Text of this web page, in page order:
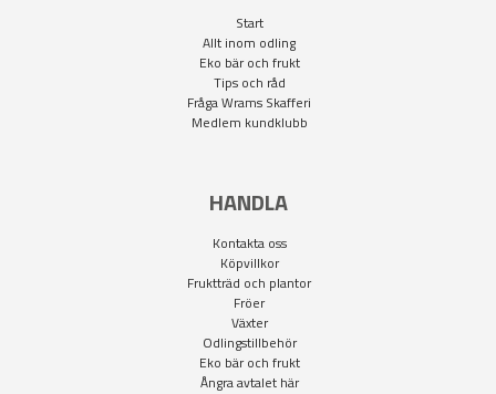
Start
Allt inom odling
Eko bär och frukt
Tips och råd
Fråga Wrams Skafferi
Medlem kundklubb
HANDLA
Kontakta oss
Köpvillkor
Fruktträd och plantor
Fröer
Växter
Odlingstillbehör
Eko bär och frukt
Ångra avtalet här